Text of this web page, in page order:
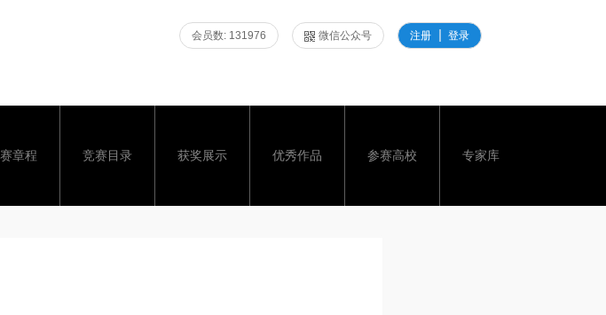
会员数: 131976 微信公众号 注册 登录
章程 竞赛目录 获奖展示 优秀作品 参赛高校 专家库